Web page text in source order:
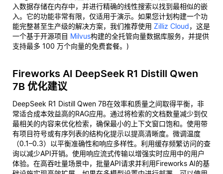
入数据存储在内存中，并进行精确的线性搜索以找到最相似的嵌
入。它的功能非常有限，仅适用于演示。如果您计划构建一个功
能完整甚至生产级的解决方案，我们推荐使用 Zilliz Cloud，这是
一个基于开源项目 Milvus构建的全托管向量数据库服务，并提供
支持最多 100 万个向量的免费套餐。)
Fireworks AI DeepSeek R1 Distill Qwen
7B 优化建议
DeepSeek R1 Distill Qwen 7B在效率和质量之间取得平衡，非
常适合成本效益高的RAG应用。通过将检索的文档数量减少到仅
最相关的内容来优化检索，确保最小的上下文窗口饱和。使用带
有项目符号或有序列表的结构化提示以提高清晰度。微调温度
（0.1–0.3）以平衡准确性和响应多样性。利用缓存频繁访问的查
询以减少API开销。使用响应流式传输以增强实时应用中的用户
体验。在高吞吐量场景中，批量API请求并利用Fireworks AI的基